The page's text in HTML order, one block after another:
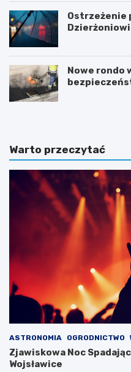
Ostrzeżenie
Nowe rondo
Warto przeczytać
ASTRONOMIA OGRODNICTWO
Zjawiskowa Noc
Wojsławice